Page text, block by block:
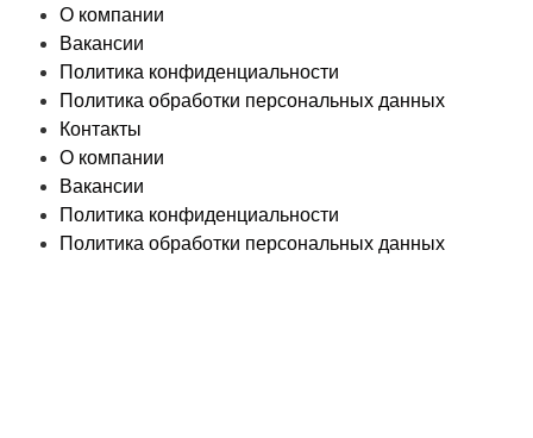
О компании
Вакансии
Политика конфиденциальности
Политика обработки персональных данных
Контакты
О компании
Вакансии
Политика конфиденциальности
Политика обработки персональных данных